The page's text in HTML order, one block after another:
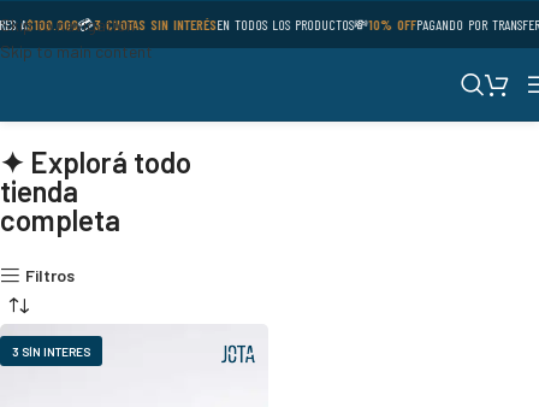
Skip to navigation
Skip to main content
A$100.000💳3 CUOTAS SIN INTERÉSEN TODOS LOS PRODUCTOS💸10% OFFPAGANDO POR
✦ Explorá todo
tienda
completa
Filtros
3 SÍN INTERES